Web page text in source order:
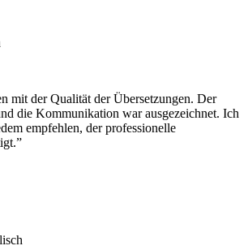
mit der Qualität der Übersetzungen. Der
die Kommunikation war ausgezeichnet. Ich
empfehlen, der professionelle